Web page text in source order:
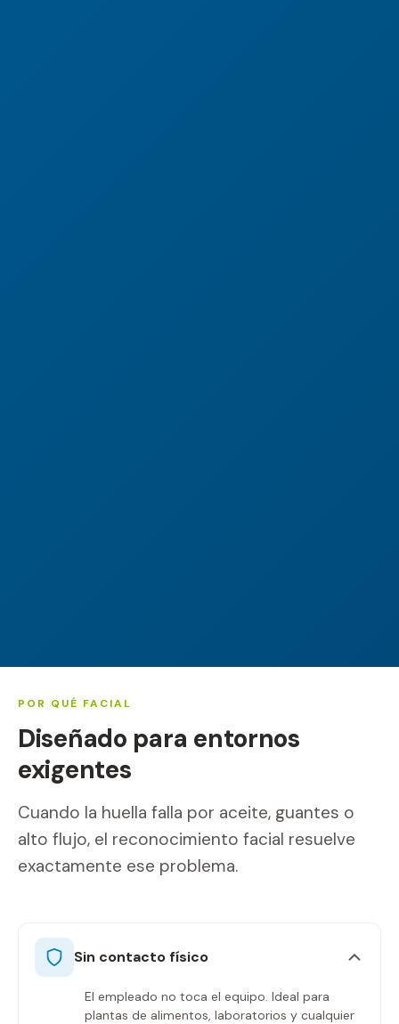
POR QUÉ FACIAL
Diseñado para entornos
exigentes
Cuando la huella falla por aceite, guantes o
alto flujo, el reconocimiento facial resuelve
exactamente ese problema.
Sin contacto físico
El empleado no toca el equipo. Ideal para
plantas de alimentos, laboratorios y cualquier